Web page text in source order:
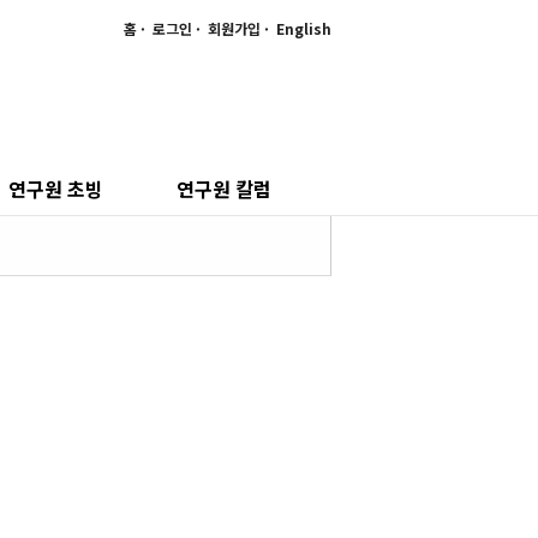
홈 로그인 회원가입 English
연구원 초빙 연구원 칼럼